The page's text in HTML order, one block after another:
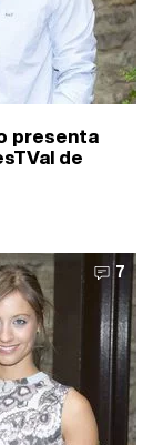
presenta
de
7